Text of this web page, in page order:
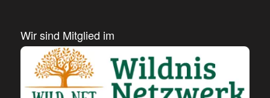
Wir sind Mitglied im